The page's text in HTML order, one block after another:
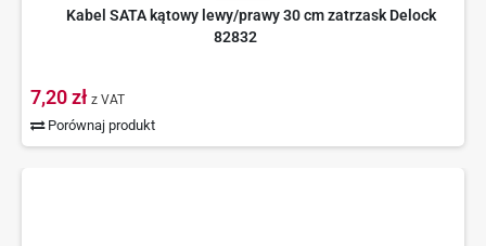
Kabel SATA kątowy lewy/prawy 30 cm zatrzask Delock
82832
7,20 zł z VAT
Porównaj produkt